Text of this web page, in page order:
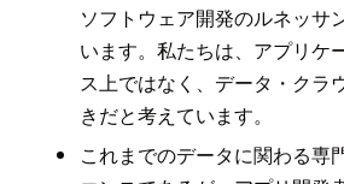
ソフトウェア開発のルネッサ
います。私たちは、アプリケ
ス上ではなく、データ・クラ
きだと考えています。
これまでのデータに関わる専